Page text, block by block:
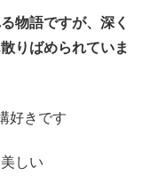
物語ですが、深く
りばめられていま
好きです
しい